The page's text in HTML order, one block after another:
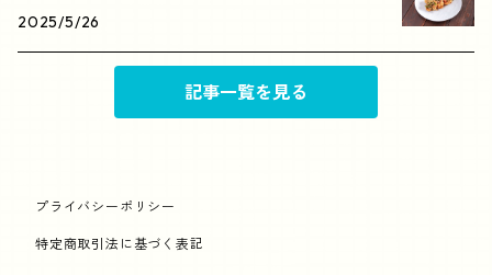
2025/5/26
記事一覧を見る
プライバシーポリシー
特定商取引法に基づく表記